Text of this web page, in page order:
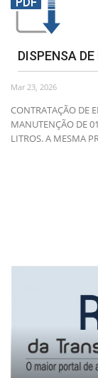
DISPENSA
Mar 23, 2026
CONTRATAÇÃO DE
MANUTENÇÃO DE
LITROS. A MESMA